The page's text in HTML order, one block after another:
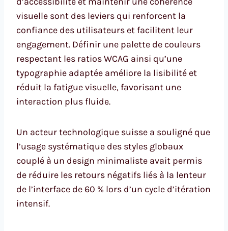
visuelle sont des leviers qui renforcent la
confiance des utilisateurs et facilitent leur
engagement. Définir une palette de couleurs
respectant les ratios WCAG ainsi qu’une
typographie adaptée améliore la lisibilité et
réduit la fatigue visuelle, favorisant une
interaction plus fluide.
Un acteur technologique suisse a souligné que
l’usage systématique des styles globaux
couplé à un design minimaliste avait permis
de réduire les retours négatifs liés à la lenteur
de l’interface de 60 % lors d’un cycle d’itération
intensif.